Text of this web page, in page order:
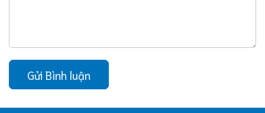
Gửi Bình luận